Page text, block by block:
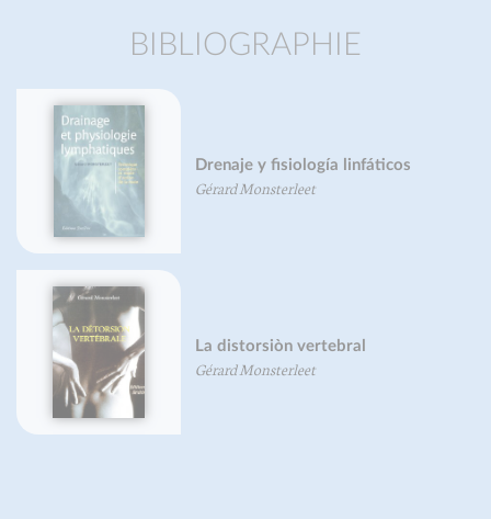
BIBLIOGRAPHIE
Drenaje y fisiología linfáticos
Gérard Monsterleet
La distorsiòn vertebral
Gérard Monsterleet